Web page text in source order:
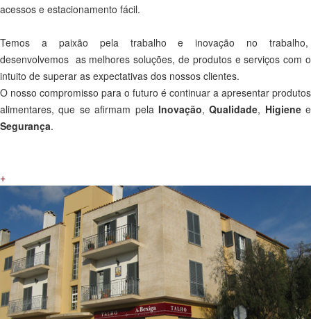
acessos e estacionamento fácil.
Temos a paixão pela trabalho e inovação no trabalho,
desenvolvemos as melhores soluções, de produtos e serviços com o
intuito de superar as expectativas dos nossos clientes.
O nosso compromisso para o futuro é continuar a apresentar produtos
alimentares, que se afirmam pela Inovação,Qualidade, Higienee
Segurança.
+